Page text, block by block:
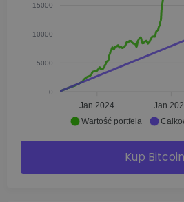
15000
10000
5000
0
Jan 2024 Jan
Wartość portfela
Kup Bitcoin